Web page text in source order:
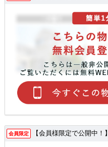
会員限定 【会員様限定で公開中！】